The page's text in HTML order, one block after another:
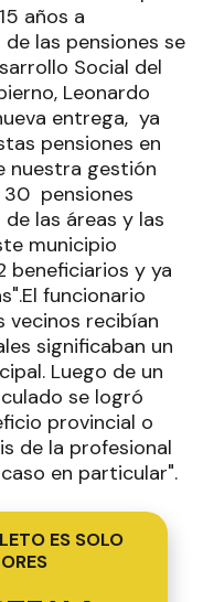
años a
las pensiones se
Social del
Leonardo
entrega, ya
pensiones en
nuestra gestión
30 pensiones
las áreas y las
municipio
beneficiarios y ya
funcionario
vecinos recibían
significaban un
Luego de un
se logró
provincial o
de la profesional
en particular".
ES SOLO